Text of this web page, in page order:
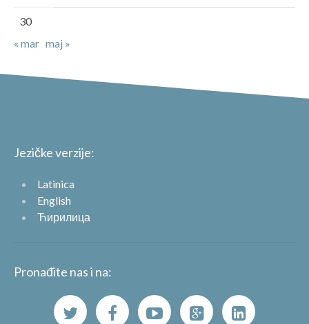
30
« mar maj »
Jezičke verzije:
Latinica
English
Ћирилица
Pronađite nas i na: